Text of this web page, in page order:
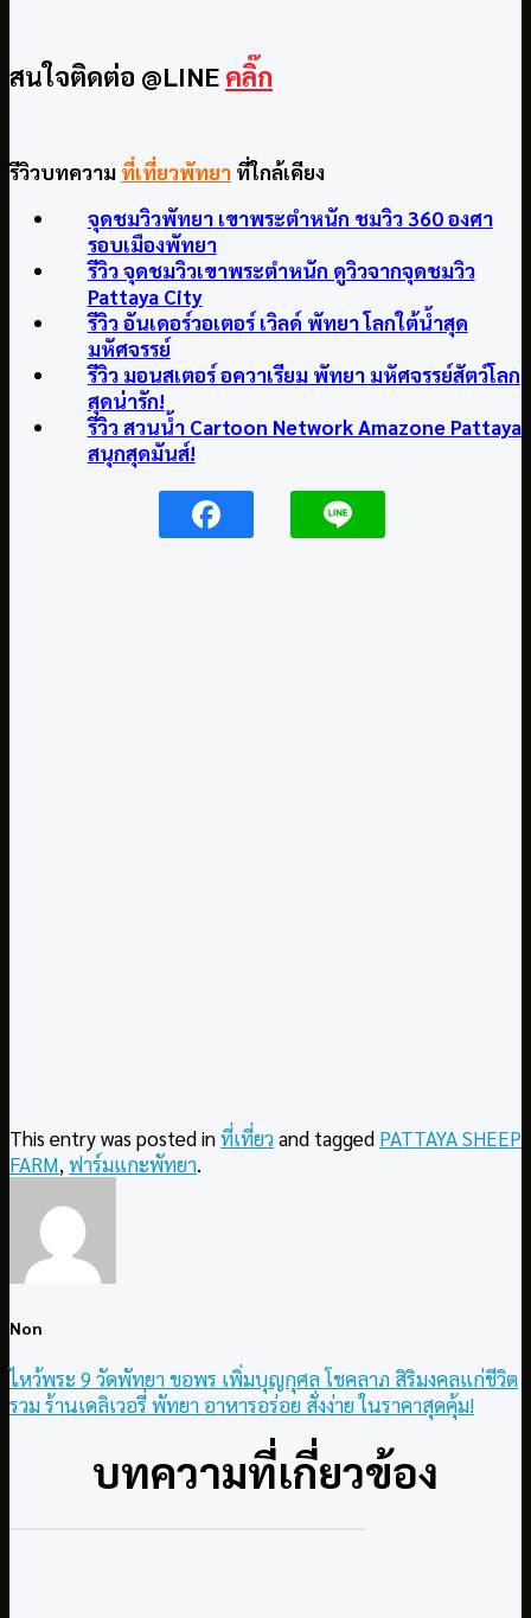
สนใจติดต่อ @LINE คลิ๊ก
รีวิวบทความ ที่เที่ยวพัทยา ที่ใกล้เคียง
จุดชมวิวพัทยา เขาพระตำหนัก ชมวิว 360 องศา
รอบเมืองพัทยา
รีวิว จุดชมวิวเขาพระตําหนัก ดูวิวจากจุดชมวิว
Pattaya City
รีวิว อันเดอร์วอเตอร์ เวิลด์ พัทยา โลกใต้น้ำสุด
มหัศจรรย์
รีวิว มอนสเตอร์ อควาเรียม พัทยา มหัศจรรย์สัตว์โลก
สุดน่ารัก!
รีวิว สวนน้ำ Cartoon Network Amazone Pattaya
สนุกสุดมันส์!
This entry was posted inที่เที่ยวand tagged PATTAYA SHEEP
FARM, ฟาร์มแกะพัทยา.
Non
ไหว้พระ 9 วัดพัทยา ขอพร เพิ่มบุญกุศล โชคลาภ สิริมงคลแก่ชีวิต
รวม ร้านเดลิเวอรี่ พัทยา อาหารอร่อย สั่งง่าย ในราคาสุดคุ้ม!
บทความที่เกี่ยวข้อง